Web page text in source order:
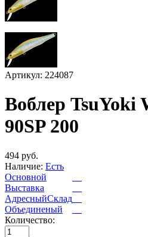
Артикул: 224087
Воблер TsuYoki
90SP 200
494 руб.
Наличие: Есть
Основной
Выставка
АдресныйСклад
Объединеный
Количество: